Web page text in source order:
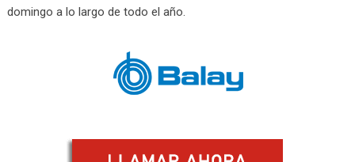
domingo a lo largo de todo el año.